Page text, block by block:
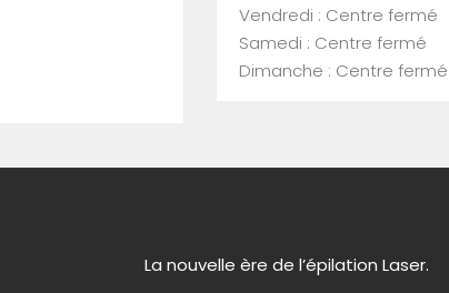
Vendredi : Centre fermé
Samedi : Centre fermé
Dimanche : Centre fermé
La nouvelle ère de l’épilation Laser.